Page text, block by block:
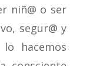
niñ@ o ser
segur@ y
hacemos